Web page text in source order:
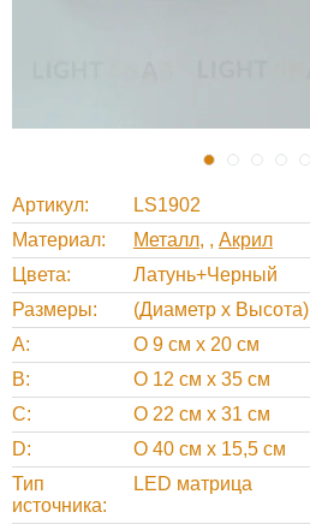
Артикул
LS1902
Материал
Металл , Акрил
Цвета
Латунь+Черный
Размеры
(Диаметр х Высота)
A
O 9 см х 20 см
B
O 12 см х 35 см
C
O 22 см х 31 см
D
O 40 см х 15,5 см
Тип
источника
LED матрица